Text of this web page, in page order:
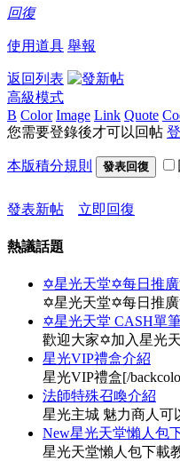
回復
使用道具 舉報
返回列表
高級模式
B Color Image Link Quote
您需要登錄後才可以回帖
本版積分規則 發表回復
發表新帖 立即回復
熱議話題
✡星光天堂✡每日推
✡星光天堂✡每日推
✡星光天堂 CASH單
歡迎大家✡加入星光
星光VIP禮盒介紹
星光VIP禮盒[/
法師特殊召喚介紹
星光主城 魅力商人可
New星光天堂懶人包
星光天堂懶人包下載